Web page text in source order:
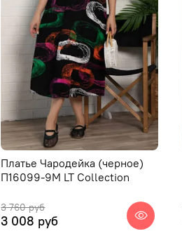
Платье Чародейка (черное)
П16099-9М LT Collection
3 760 руб
3 008 руб